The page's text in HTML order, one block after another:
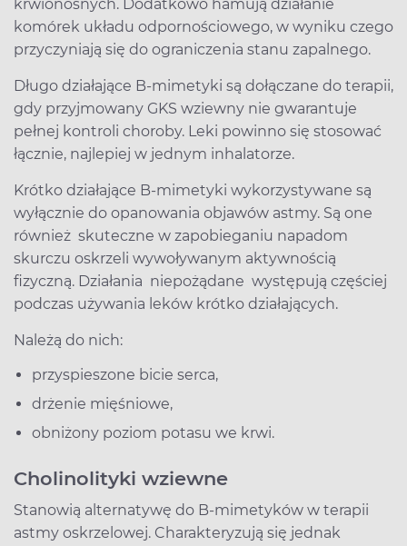
krwionośnych. Dodatkowo hamują działanie
komórek układu odpornościowego, w wyniku czego
przyczyniają się do ograniczenia stanu zapalnego.
Długo działające B-mimetyki są dołączane do terapii,
gdy przyjmowany GKS wziewny nie gwarantuje
pełnej kontroli choroby. Leki powinno się stosować
łącznie, najlepiej w jednym inhalatorze.
Krótko działające B-mimetyki wykorzystywane są
wyłącznie do opanowania objawów astmy. Są one
również skuteczne w zapobieganiu napadom
skurczu oskrzeli wywoływanym aktywnością
fizyczną. Działania niepożądane występują częściej
podczas używania leków krótko działających.
Należą do nich:
przyspieszone bicie serca,
drżenie mięśniowe,
obniżony poziom potasu we krwi.
Cholinolityki wziewne
Stanowią alternatywę do B-mimetyków w terapii
astmy oskrzelowej. Charakteryzują się jednak